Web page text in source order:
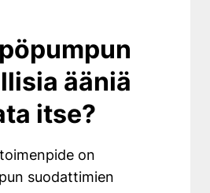
ääniä
itse?
on
suodattimien